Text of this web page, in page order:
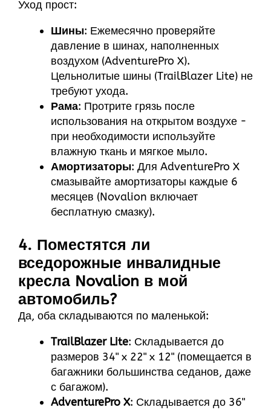
Уход прост:
Шины: Ежемесячно проверяйте
давление в шинах, наполненных
воздухом (AdventurePro X).
Цельнолитые шины (TrailBlazer Lite) не
требуют ухода.
Рама: Протрите грязь после
использования на открытом воздухе -
при необходимости используйте
влажную ткань и мягкое мыло.
Амортизаторы: Для AdventurePro X
смазывайте амортизаторы каждые 6
месяцев (Novalion включает
бесплатную смазку).
4. Поместятся ли
вседорожные инвалидные
кресла Novalion в мой
автомобиль?
Да, оба складываются по маленькой:
TrailBlazer Lite: Складывается до
размеров 34" x 22" x 12" (помещается в
багажники большинства седанов, даже
с багажом).
AdventurePro X: Складывается до 36"